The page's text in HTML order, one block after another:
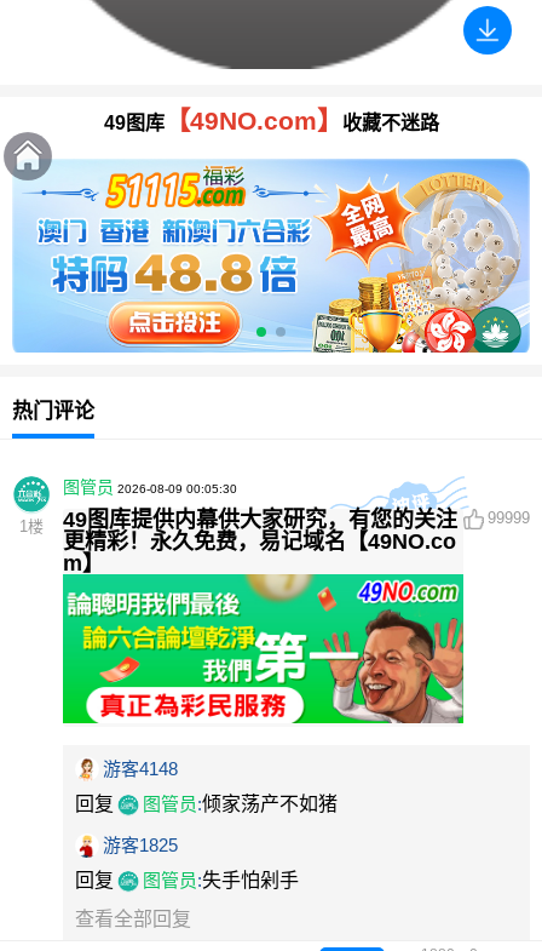
49图库【49NO.com】 收藏不迷路
热门评论
1 楼
图管员 2026-08-09 00:05:30
49图库提供内幕供大家研究，有您的关注
更精彩！永久免费，易记域名【49NO.co
m】
99999
游客4148
回复
图管员:倾家荡产不如猪
游客1825
回复
图管员:失手怕剁手
查看全部回复